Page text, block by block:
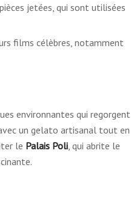
jetées, qui sont utilisées
films célèbres, notamment
environnantes qui regorgent
un gelato artisanal tout en
le Palais Poli, qui abrite le